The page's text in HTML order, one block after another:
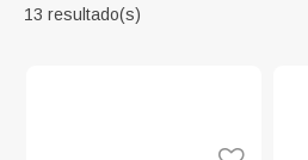
13 resultado(s)